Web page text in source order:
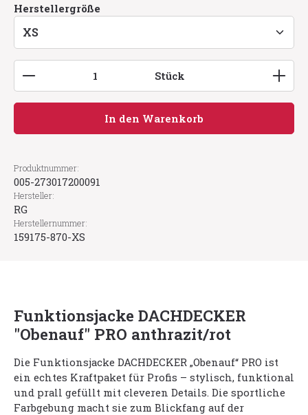
Herstellergröße
Produkt Anzahl: Gib den gewünschten Wert
Stück
In den Warenkorb
Produktnummer:
005-273017200091
Hersteller:
RG
Herstellernummer:
159175-870-XS
Funktionsjacke DACHDECKER
"Obenauf" PRO anthrazit/rot
Die Funktionsjacke DACHDECKER „Obenauf“ PRO ist
ein echtes Kraftpaket für Profis – stylisch, funktional
und prall gefüllt mit cleveren Details. Die sportliche
Farbgebung macht sie zum Blickfang auf der